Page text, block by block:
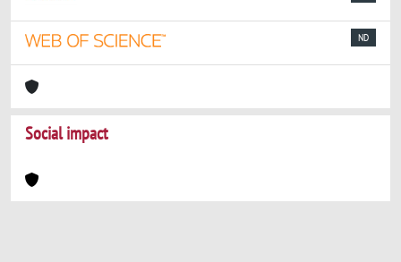
ND
Social impact